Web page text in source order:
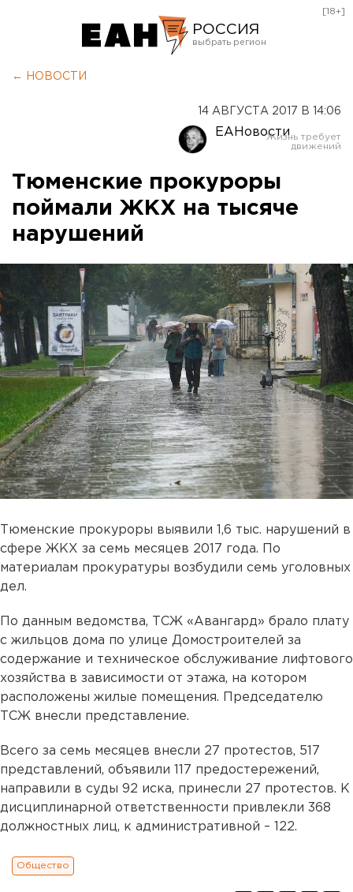
РОССИЯ
Оренбург
[18+]
← НОВОСТИ
14 АВГУСТА 2017 В 14:06
ЕАНовости
Тюменские прокуроры
поймали ЖКХ на тысяче
нарушений
Тюменские прокуроры выявили 1,6 тыс. нарушений в
сфере ЖКХ за семь месяцев 2017 года. По
материалам прокуратуры возбудили семь уголовных
дел.
По данным ведомства, ТСЖ «Авангард» брало плату
с жильцов дома по улице Домостроителей за
содержание и техническое обслуживание лифтового
хозяйства в зависимости от этажа, на котором
расположены жилые помещения. Председателю
ТСЖ внесли представление.
Всего за семь месяцев внесли 27 протестов, 517
представлений, объявили 117 предостережений,
направили в суды 92 иска, принесли 27 протестов. К
дисциплинарной ответственности привлекли 368
должностных лиц, к административной – 122.
Общество